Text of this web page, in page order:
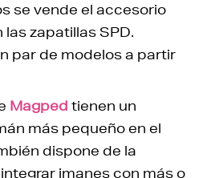
se vende el accesorio
zapatillas SPD.
par de modelos a partir
Magped tienen un
más pequeño en el
dispone de la
imanes con más o